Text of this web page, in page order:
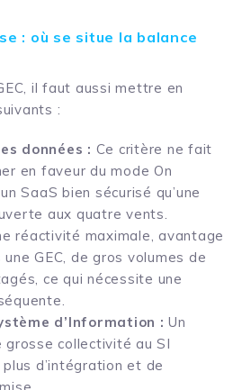
: où se situe la balance
il faut aussi mettre en
:
données : Ce critère ne fait
en faveur du mode On
SaaS bien sécurisé qu’une
aux quatre vents.
réactivité maximale, avantage
GEC, de gros volumes de
ce qui nécessite une
d’Information : Un
grosse collectivité au SI
d’intégration et de